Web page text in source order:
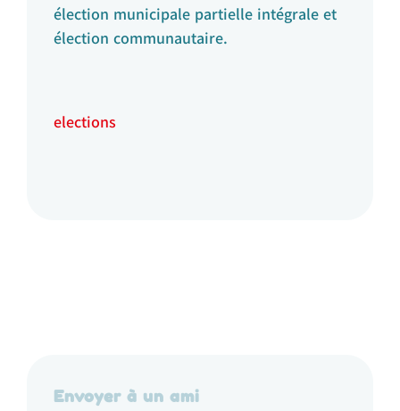
élection municipale partielle intégrale et
élection communautaire.
elections
Envoyer à un ami